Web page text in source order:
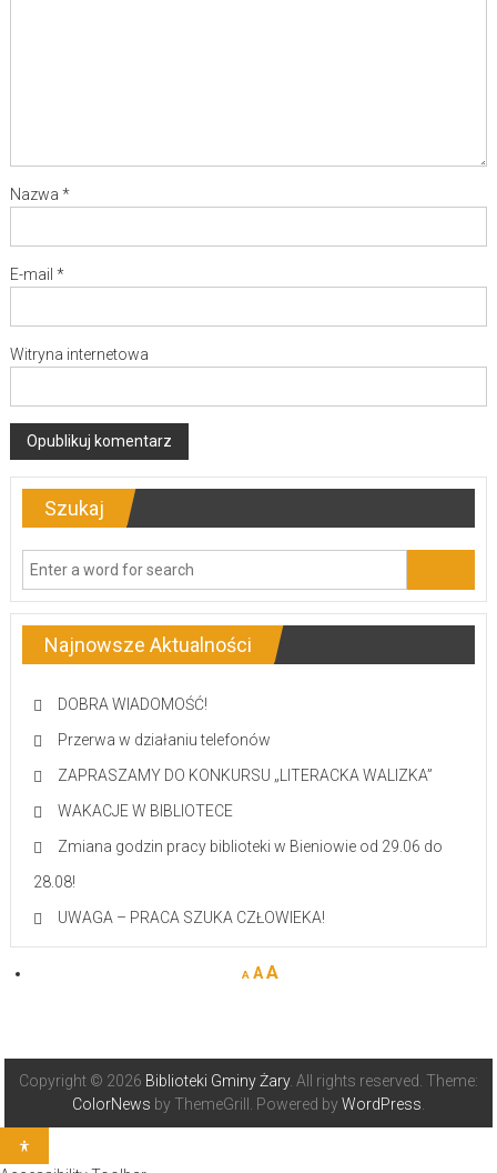
Nazwa *
E-mail *
Witryna internetowa
Szukaj
Najnowsze Aktualności
DOBRA WIADOMOŚĆ!
Przerwa w działaniu telefonów
ZAPRASZAMY DO KONKURSU „LITERACKA WALIZKA”
WAKACJE W BIBLIOTECE
Zmiana godzin pracy biblioteki w Bieniowie od 29.06 do
28.08!
UWAGA – PRACA SZUKA CZŁOWIEKA!
A A A
Copyright © 2026 Biblioteki Gminy Żary. All rights reserved. Theme:
ColorNews by ThemeGrill. Powered byWordPress